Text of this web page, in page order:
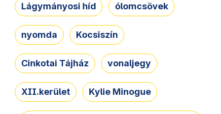
Lágymányosi híd ólomcsövek
nyomda Kocsiszín
Cinkotai Tájház vonaljegy
XII.kerület Kylie Minogue